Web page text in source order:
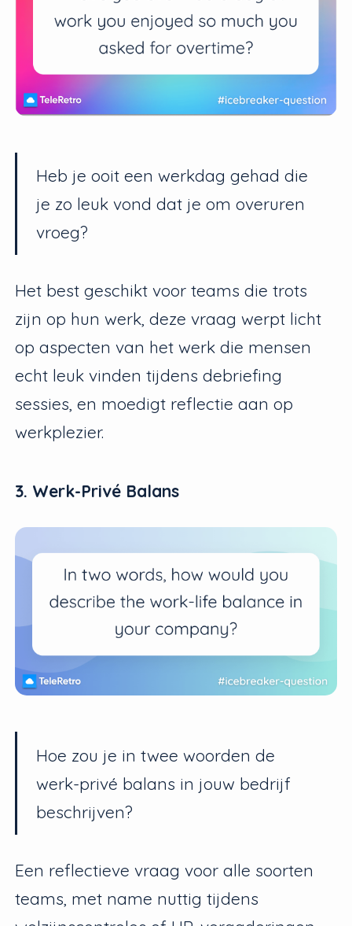
Heb je ooit een werkdag gehad die
je zo leuk vond dat je om overuren
vroeg?
Het best geschikt voor teams die trots
zijn op hun werk, deze vraag werpt licht
op aspecten van het werk die mensen
echt leuk vinden tijdens debriefing
sessies, en moedigt reflectie aan op
werkplezier.
3. Werk-Privé Balans
Hoe zou je in twee woorden de
werk-privé balans in jouw bedrijf
beschrijven?
Een reflectieve vraag voor alle soorten
teams, met name nuttig tijdens